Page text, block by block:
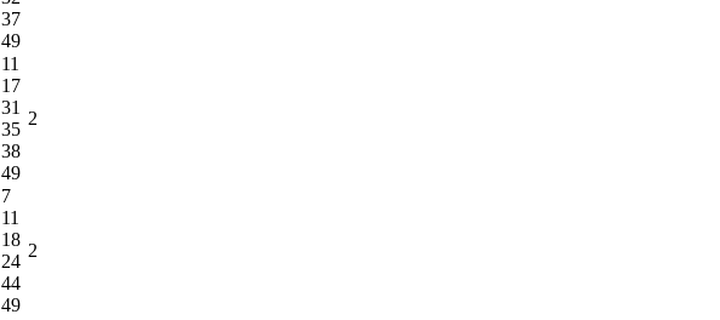
37
49
11
17
31
35
38
49
2
7
11
18
24
44
49
2